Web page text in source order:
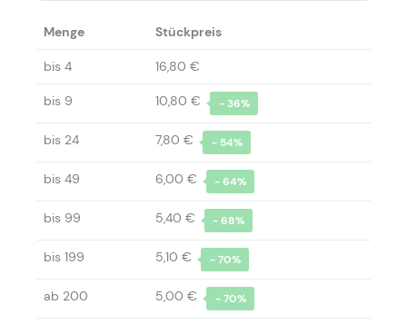
Menge Stückpreis
bis 4 16,80 €
bis 9 10,80 € - 36%
bis 24 7,80 € - 54%
bis 49 6,00 € - 64%
bis 99 5,40 € - 68%
bis 199 5,10 € - 70%
ab 200 5,00 € - 70%